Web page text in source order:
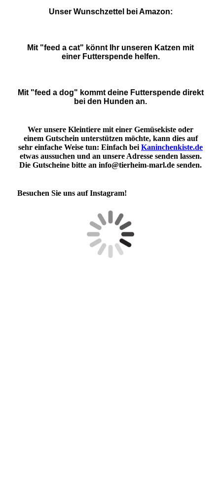
Unser Wunschzettel bei Amazon:
Mit "feed a cat" könnt Ihr unseren Katzen mit
einer Futterspende helfen.
Mit "feed a dog" kommt deine Futterspende direkt
bei den Hunden an.
Wer unsere Kleintiere mit einer Gemüsekiste oder
einem Gutschein unterstützen möchte, kann dies auf
sehr einfache Weise tun: Einfach bei Kaninchenkiste.de
etwas aussuchen und an unsere Adresse senden lassen.
Die Gutscheine bitte an info@tierheim-marl.de senden.
Besuchen Sie uns auf Instagram!